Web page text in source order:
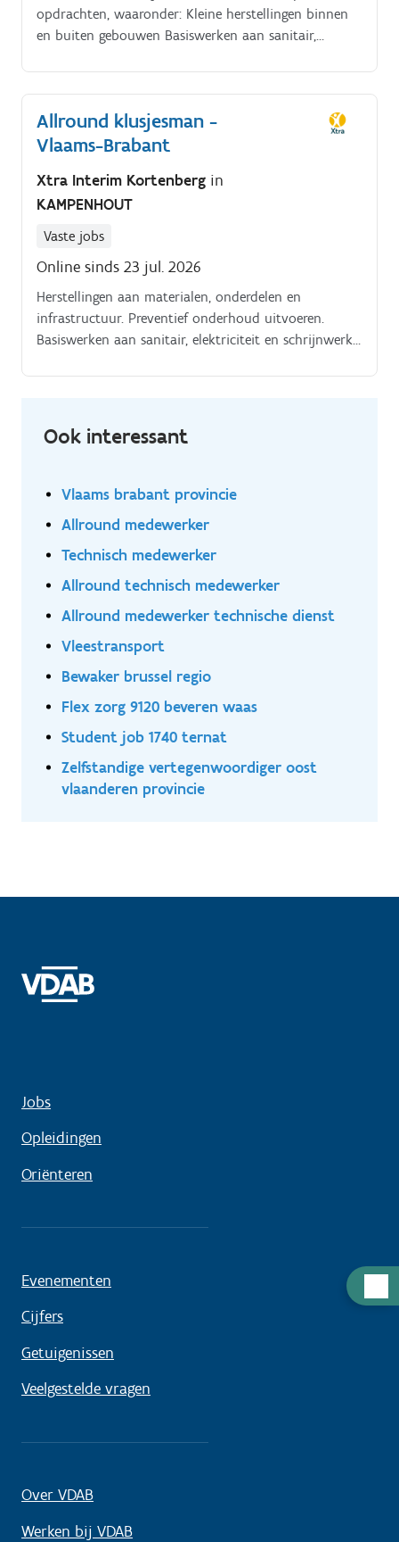
opdrachten, waaronder: Kleine herstellingen binnen
en buiten gebouwen Basiswerken aan sanitair,
renovatietaken Herstellingen aan materialen,
onderdelen en infrastructuur Preventief onderhoud
uitvoeren Interventies plannen en uitvoeren volgens
prioriteit Correct gebruik en onderhoud van
nodig
Allround klusjesman -
Vlaams-Brabant
Xtra Interim Kortenberg in
KAMPENHOUT
Vaste jobs
Online sinds 23 jul. 2026
Herstellingen aan materialen, onderdelen en
infrastructuur. Preventief onderhoud uitvoeren.
Basiswerken aan sanitair, elektriciteit en schrijnwerk.
Ook interessant
Vlaams brabant provincie
Allround medewerker
Technisch medewerker
Allround technisch medewerker
Allround medewerker technische dienst
Vleestransport
Bewaker brussel regio
Flex zorg 9120 beveren waas
Student job 1740 ternat
Zelfstandige vertegenwoordiger oost
vlaanderen provincie
Jobs
Opleidingen
Oriënteren
Evenementen
Cijfers
Getuigenissen
Veelgestelde vragen
Over VDAB
Werken bij VDAB